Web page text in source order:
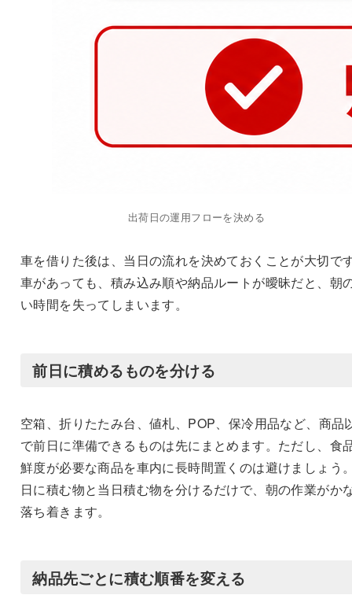
出荷日の運用フローを決める
車を借りた後は、当日の流れを決めておくことが大切で
車があっても、積み込み順や納品ルートが曖昧だと、朝
い時間を失ってしまいます。
前日に積めるものを分ける
空箱、折りたたみ台、値札、POP、保冷用品など、商品
で前日に準備できるものは先にまとめます。ただし、食
鮮度が必要な商品を車内に長時間置くのは避けましょう
日に積む物と当日積む物を分けるだけで、朝の作業がか
落ち着きます。
納品先ごとに積む順番を変える